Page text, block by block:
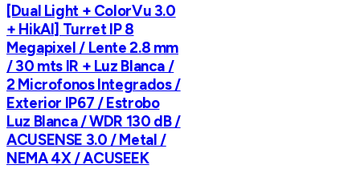
[Dual Light + ColorVu 3.0
+ HikAI] Turret IP 8
Megapixel / Lente 2.8 mm
/ 30 mts IR + Luz Blanca /
2 Microfonos Integrados /
Exterior IP67 / Estrobo
Luz Blanca / WDR 130 dB /
ACUSENSE 3.0 / Metal /
NEMA 4X / ACUSEEK